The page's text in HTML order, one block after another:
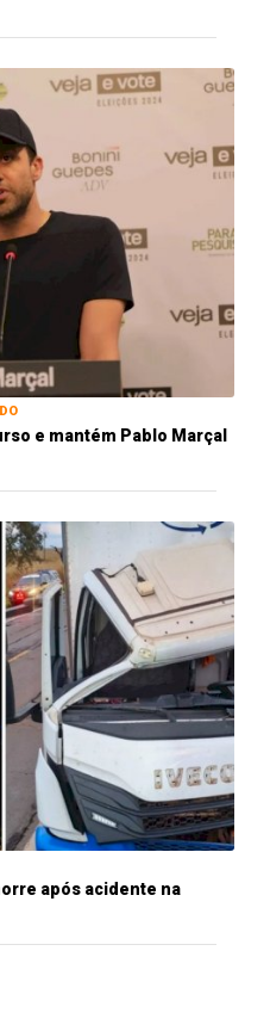
e mantém Pablo Marçal
após acidente na